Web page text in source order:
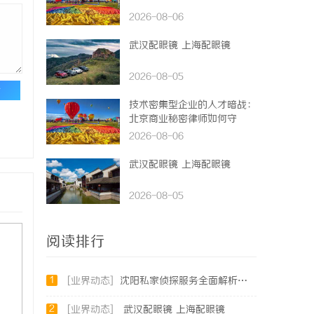
2026-08-06
武汉配眼镜 上海配眼镜
2026-08-05
技术密集型企业的人才暗战：
北京商业秘密律师如何守
住“人带技术走”的底线
2026-08-06
武汉配眼镜 上海配眼镜
2026-08-05
阅读排行
1 [业界动态] 沈阳私家侦探服务全面解析：破解疑云，守护真相的专家助力
2 [业界动态] 武汉配眼镜 上海配眼镜